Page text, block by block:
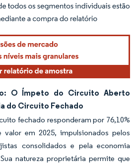
O reuso requer atribuição conforme CC BY 4.0.
O Ímpeto do Circuito Aberto
do Circuito Fechado
fechado responderam por 76,10%
valor em 2025, impulsionados pelos
consolidados e pela economia
natureza proprietária permite que